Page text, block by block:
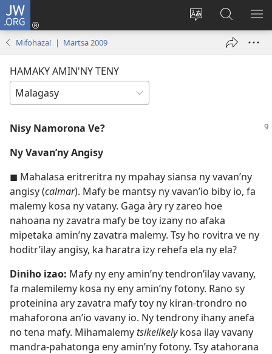
JW.ORG
Hiova
Hiditra
(manokatra
ato
Amin’ny
Mifohaza! | Martsa 2009
HAMAKY AMIN'NY TENY
Nisy Namorona Ve?
Ny Vavan’ny Angisy
◼ Mahalasa eritreritra ny mpahay siansa ny vavan’ny
angisy (calmar). Mafy be mantsy ny vavan’io biby io, fa
malemy kosa ny vatany. Gaga àry ry zareo hoe
nahoana ny zavatra mafy be toy izany no afaka
mipetaka amin’ny zavatra malemy. Tsy ho rovitra ve ny
hoditr’ilay angisy, ka haratra izy rehefa ela ny ela?
Diniho izao: Mafy ny eny amin’ny tendron’ilay vavany,
fa malemilemy kosa ny eny amin’ny fotony. Rano sy
proteinina ary zavatra mafy toy ny kiran-trondro no
mahaforona an’io vavany io. Ny tendrony ihany anefa
no tena mafy. Mihamalemy tsikelikelykosa ilay vavany
mandra-pahatonga eny amin’ny fotony. Tsy atahorana